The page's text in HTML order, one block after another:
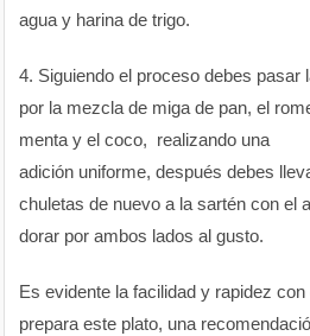
agua y harina de trigo.
4. Siguiendo el proceso debes pasar
por la mezcla de miga de pan, el
menta y el coco, realizando una
adición uniforme, después debes
chuletas de nuevo a la sartén con el
dorar por ambos lados al gusto.
Es evidente la facilidad y rapidez con
prepara este plato, una